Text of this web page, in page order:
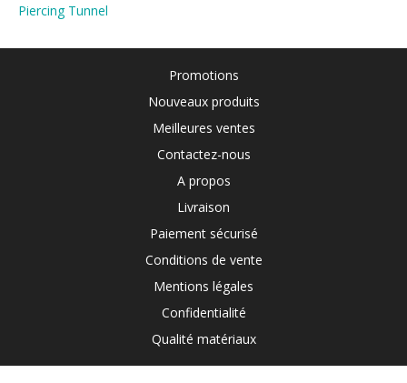
Piercing Tunnel
Promotions
Nouveaux produits
Meilleures ventes
Contactez-nous
A propos
Livraison
Paiement sécurisé
Conditions de vente
Mentions légales
Confidentialité
Qualité matériaux